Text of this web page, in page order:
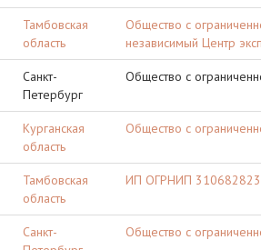
Тамбовская
область
Общество с
независимый Центр
Санкт-
Петербург
Общество с
Курганская
область
Общество с
Тамбовская
область
ИП ОГРНИП
Санкт-
Общество с